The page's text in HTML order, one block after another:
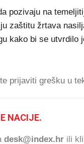
pozivaju na
zaštitu žrtava
kako bi se
prijaviti grešku u
NACIJE.
desk@index.hr ili